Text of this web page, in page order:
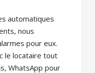
automatiques
nous
pour eux.
le locataire tout
WhatsApp pour